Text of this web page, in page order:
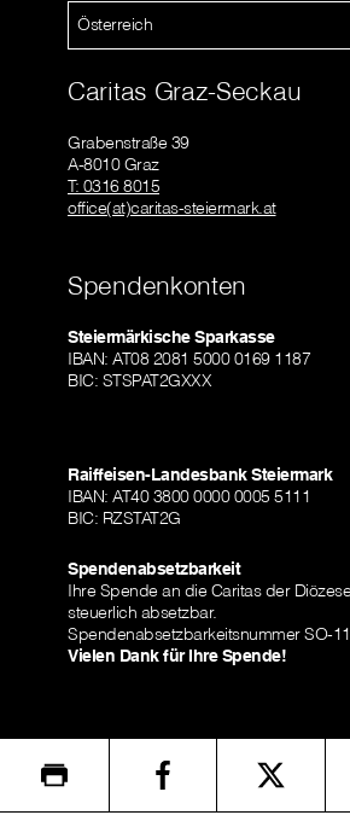
Österreich
Caritas Graz-Seckau
Grabenstraße 39
A-8010 Graz
T: 0316 8015
office(at)caritas-steiermark.at
Spendenkonten
Steiermärkische Sparkasse
IBAN: AT08 2081 5000 0169 1187
BIC: STSPAT2GXXX
Raiffeisen-Landesbank Steiermark
IBAN: AT40 3800 0000 0005 5111
BIC: RZSTAT2G
Spendenabsetzbarkeit
Ihre Spende an die Caritas der
steuerlich absetzbar.
Spendenabsetzbarkeitsnummer SO-
Vielen Dank für Ihre Spende!